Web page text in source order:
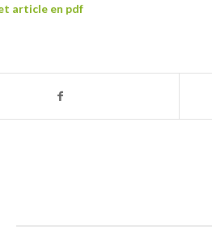
article en pdf